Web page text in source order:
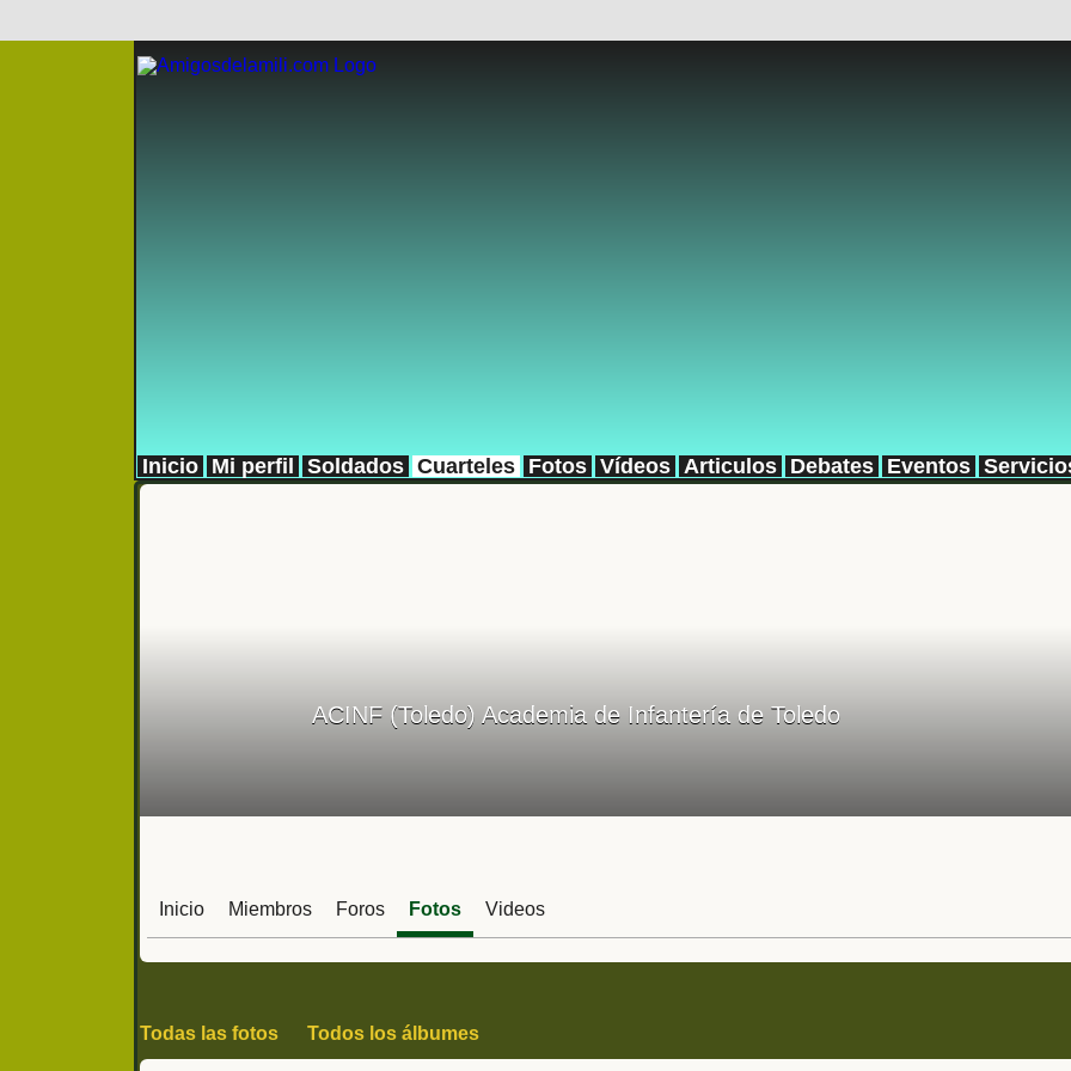
Inicio Mi perfil Soldados Cuarteles Fotos Vídeos Articulos Debates Eventos
ACINF (Toledo) Academia de Infantería de Toledo
Inicio Miembros Foros Fotos Videos
Todas las fotos Todos los álbumes